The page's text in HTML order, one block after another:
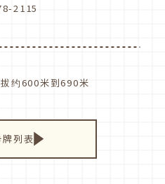
2115
约600米到690米
列表